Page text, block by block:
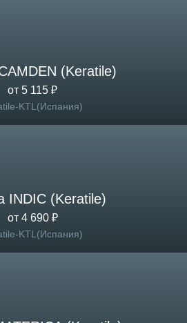
(Keratile)
от 5 115 ₽
KTL(Испания)
INDIC (Keratile)
от 4 690 ₽
KTL(Испания)